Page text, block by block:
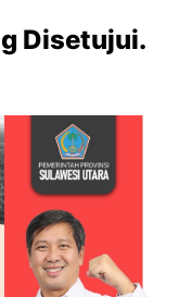
Disetujui.